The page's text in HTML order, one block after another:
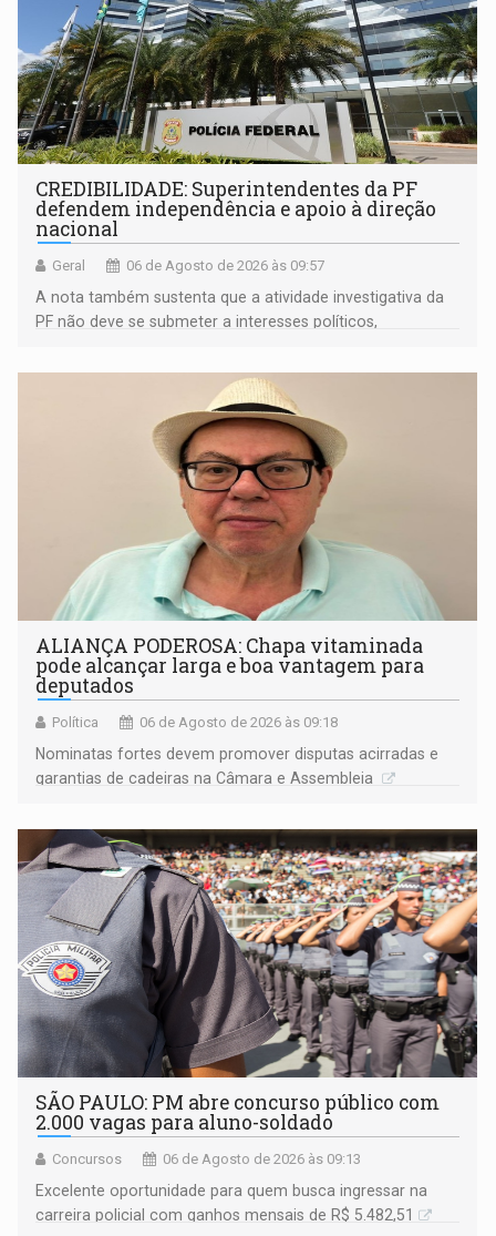
CREDIBILIDADE: Superintendentes da PF
defendem independência e apoio à direção
nacional
Geral 06 de Agosto de 2026 às 09:57
A nota também sustenta que a atividade investigativa da
PF não deve se submeter a interesses políticos,
ALIANÇA PODEROSA: Chapa vitaminada
pode alcançar larga e boa vantagem para
deputados
Política 06 de Agosto de 2026 às 09:18
Nominatas fortes devem promover disputas acirradas e
garantias de cadeiras na Câmara e Assembleia
SÃO PAULO: PM abre concurso público com
2.000 vagas para aluno-soldado
Concursos 06 de Agosto de 2026 às 09:13
Excelente oportunidade para quem busca ingressar na
carreira policial com ganhos mensais de R$ 5.482,51